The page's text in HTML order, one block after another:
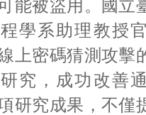
能被盜用。國立
學系助理教授
線上密碼猜測攻擊
究，成功改善
研究成果，不僅